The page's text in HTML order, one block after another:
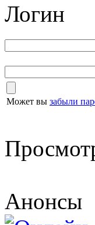
Логин
Может вы забыли
Анонсы